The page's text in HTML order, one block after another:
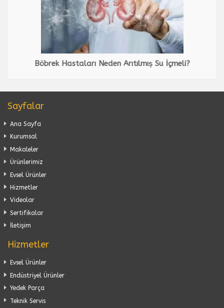
Böbrek Hastaları Neden Arıtılmış Su İçmeli?
Sayfalar
Ana Sayfa
Kurumsal
Makaleler
Ürünlerimiz
Evsel Ürünler
Hizmetler
Videolar
Sertifikalar
İletişim
Hizmetler
Evsel Ürünler
Endüstriyel Ürünler
Yedek Parça
Teknik Servis